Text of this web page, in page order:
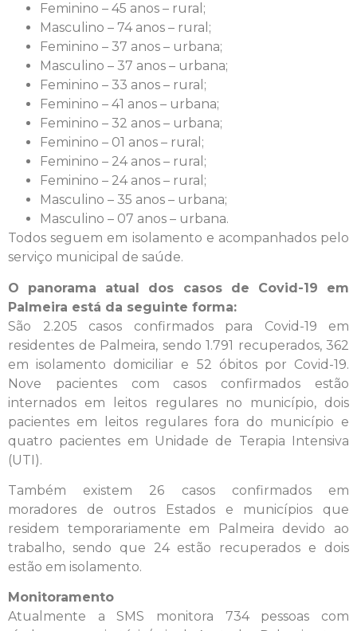
Feminino – 45 anos – rural;
Masculino – 74 anos – rural;
Feminino – 37 anos – urbana;
Masculino – 37 anos – urbana;
Feminino – 33 anos – rural;
Feminino – 41 anos – urbana;
Feminino – 32 anos – urbana;
Feminino – 01 anos – rural;
Feminino – 24 anos – rural;
Feminino – 24 anos – rural;
Masculino – 35 anos – urbana;
Masculino – 07 anos – urbana.
Todos seguem em isolamento e acompanhados pelo
serviço municipal de saúde.
O panorama atual dos casos de Covid-19 em
Palmeira está da seguinte forma:
São 2.205 casos confirmados para Covid-19 em
residentes de Palmeira, sendo 1.791 recuperados, 362
em isolamento domiciliar e 52 óbitos por Covid-19.
Nove pacientes com casos confirmados estão
internados em leitos regulares no município, dois
pacientes em leitos regulares fora do município e
quatro pacientes em Unidade de Terapia Intensiva
(UTI).
Também existem 26 casos confirmados em
moradores de outros Estados e municípios que
residem temporariamente em Palmeira devido ao
trabalho, sendo que 24 estão recuperados e dois
estão em isolamento.
Monitoramento
Atualmente a SMS monitora 734 pessoas com